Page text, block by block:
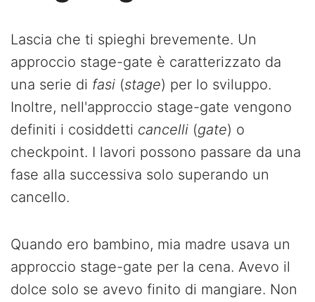
Lascia che ti spieghi brevemente. Un
approccio stage-gate è caratterizzato da
una serie di fasi (stage) per lo sviluppo.
Inoltre, nell'approccio stage-gate vengono
definiti i cosiddetti cancelli (gate) o
checkpoint. I lavori possono passare da una
fase alla successiva solo superando un
cancello.
Quando ero bambino, mia madre usava un
approccio stage-gate per la cena. Avevo il
dolce solo se avevo finito di mangiare. Non